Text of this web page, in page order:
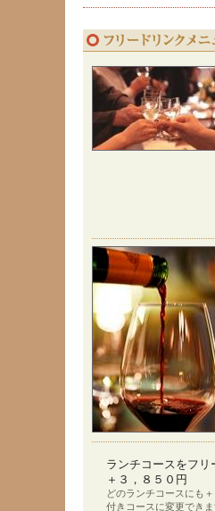
ランチコースをフ
＋３，８５０円
どのランチコースにも
付きコースに変更でき